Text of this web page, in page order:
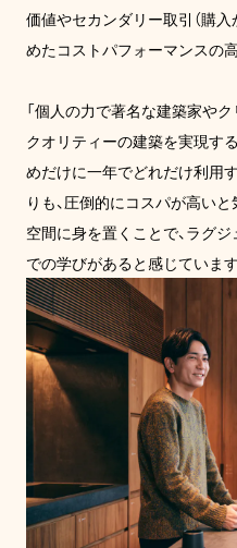
価値やセカンダリー取引（購
めたコストパフォーマンスの
「個人の力で著名な建築家や
クオリティーの建築を実現す
めだけに一年でどれだけ利用
りも、圧倒的にコスパが高い
空間に身を置くことで、ラグ
での学びがあると感じています